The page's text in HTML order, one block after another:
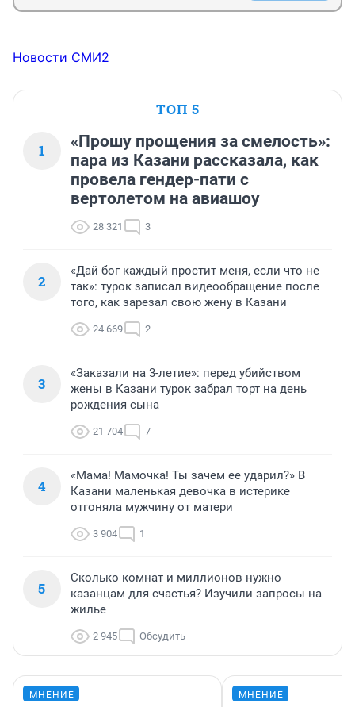
Новости СМИ2
ТОП 5
1
«Прошу прощения за смелость»:
пара из Казани рассказала, как
провела гендер-пати с
вертолетом на авиашоу
28 321 3
2
«Дай бог каждый простит меня, если что не
так»: турок записал видеообращение после
того, как зарезал свою жену в Казани
24 669 2
3
«Заказали на 3-летие»: перед убийством
жены в Казани турок забрал торт на день
рождения сына
21 704 7
4
«Мама! Мамочка! Ты зачем ее ударил?» В
Казани маленькая девочка в истерике
отгоняла мужчину от матери
3 904 1
5
Сколько комнат и миллионов нужно
казанцам для счастья? Изучили запросы на
жилье
2 945 Обсудить
МНЕНИЕ МНЕНИЕ